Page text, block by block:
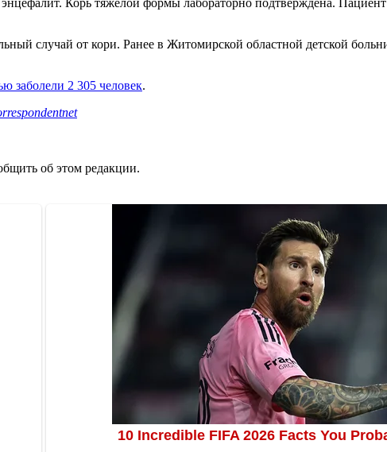
случай от кори. Ранее в Житомирской областной детской
заболели 2 305 человек.
об этом редакции.